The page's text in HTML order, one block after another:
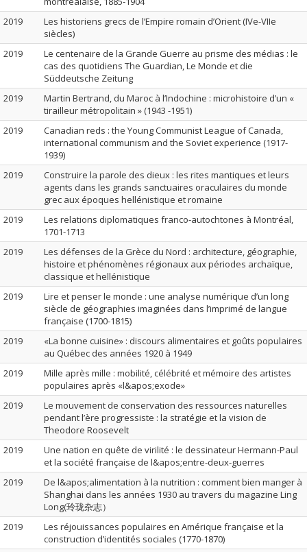
2019
Les historiens grecs de l’Empire romain d’Orient (IVe-VIIe
siècles)
2019
Le centenaire de la Grande Guerre au prisme des médias : le
cas des quotidiens The Guardian, Le Monde et die
Süddeutsche Zeitung
2019
Martin Bertrand, du Maroc à l’Indochine : microhistoire d’un «
tirailleur métropolitain » (1943 -1951)
2019
Canadian reds : the Young Communist League of Canada,
international communism and the Soviet experience (1917-
1939)
2019
Construire la parole des dieux : les rites mantiques et leurs
agents dans les grands sanctuaires oraculaires du monde
grec aux époques hellénistique et romaine
2019
Les relations diplomatiques franco-autochtones à Montréal,
1701-1713
2019
Les défenses de la Grèce du Nord : architecture, géographie,
histoire et phénomènes régionaux aux périodes archaïque,
classique et hellénistique
2019
Lire et penser le monde : une analyse numérique d’un long
siècle de géographies imaginées dans l’imprimé de langue
française (1700-1815)
2019
«La bonne cuisine» : discours alimentaires et goûts populaires
au Québec des années 1920 à 1949
2019
Mille après mille : mobilité, célébrité et mémoire des artistes
populaires après «l&apos;exode»
2019
Le mouvement de conservation des ressources naturelles
pendant l’ère progressiste : la stratégie et la vision de
Theodore Roosevelt
2019
Une nation en quête de virilité : le dessinateur Hermann-Paul
et la société française de l&apos;entre-deux-guerres
2019
De l&apos;alimentation à la nutrition : comment bien manger à
Shanghai dans les années 1930 au travers du magazine Ling
Long(玲珑杂志）
2019
Les réjouissances populaires en Amérique française et la
construction d’identités sociales (1770-1870)